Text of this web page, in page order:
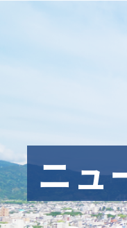
ニュ